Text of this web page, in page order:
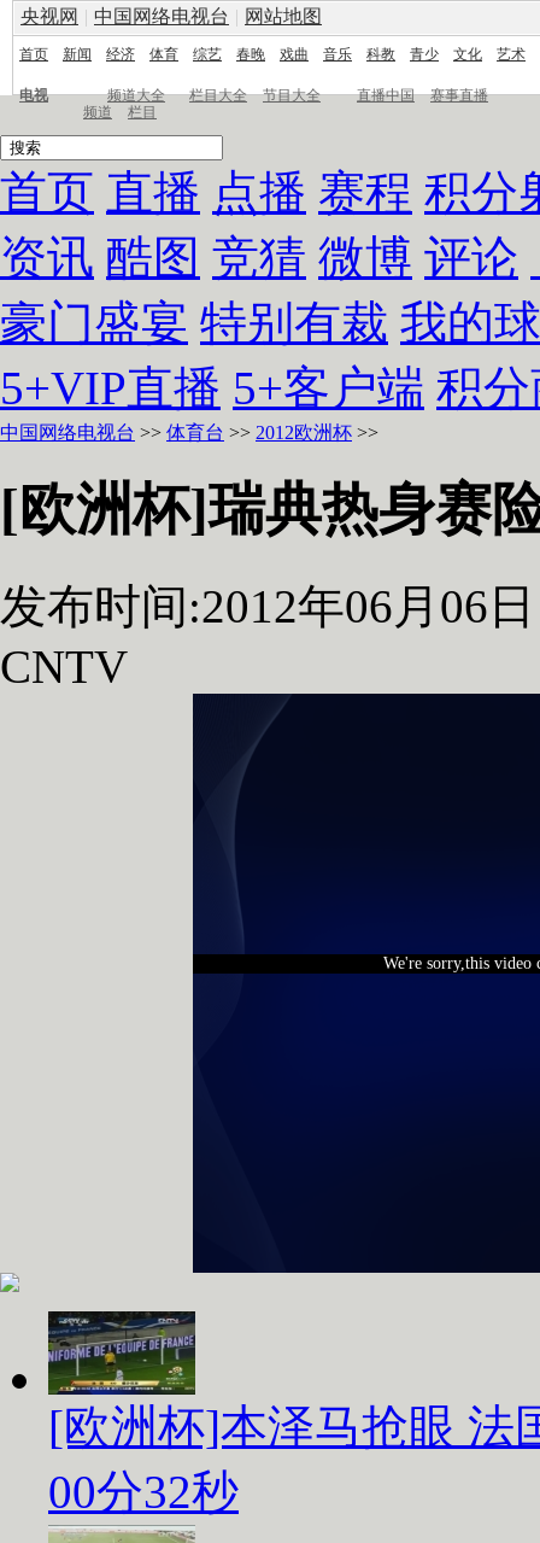
央视网 | 中国网络电视台 | 网站地图
首页 新闻 经济 体育 综艺 春晚 戏曲 音乐 科教 青少 文化 艺术
电视 频道大全 栏目大全 节目大全 直播中国
赛事直播
频道
栏目
首页 直播 点播 赛程 积分
资讯 酷图 竞猜 微博 评论
豪门盛宴 特别有裁 我的
5+VIP直播 5+客户端 积
中国网络电视台 >> 体育台 >> 2012欧洲杯 >>
[欧洲杯]瑞典热身赛
发布时间:2012年06月06
CNTV
We're sorry,this video
[欧洲杯]本泽马抢眼 法
00分32秒